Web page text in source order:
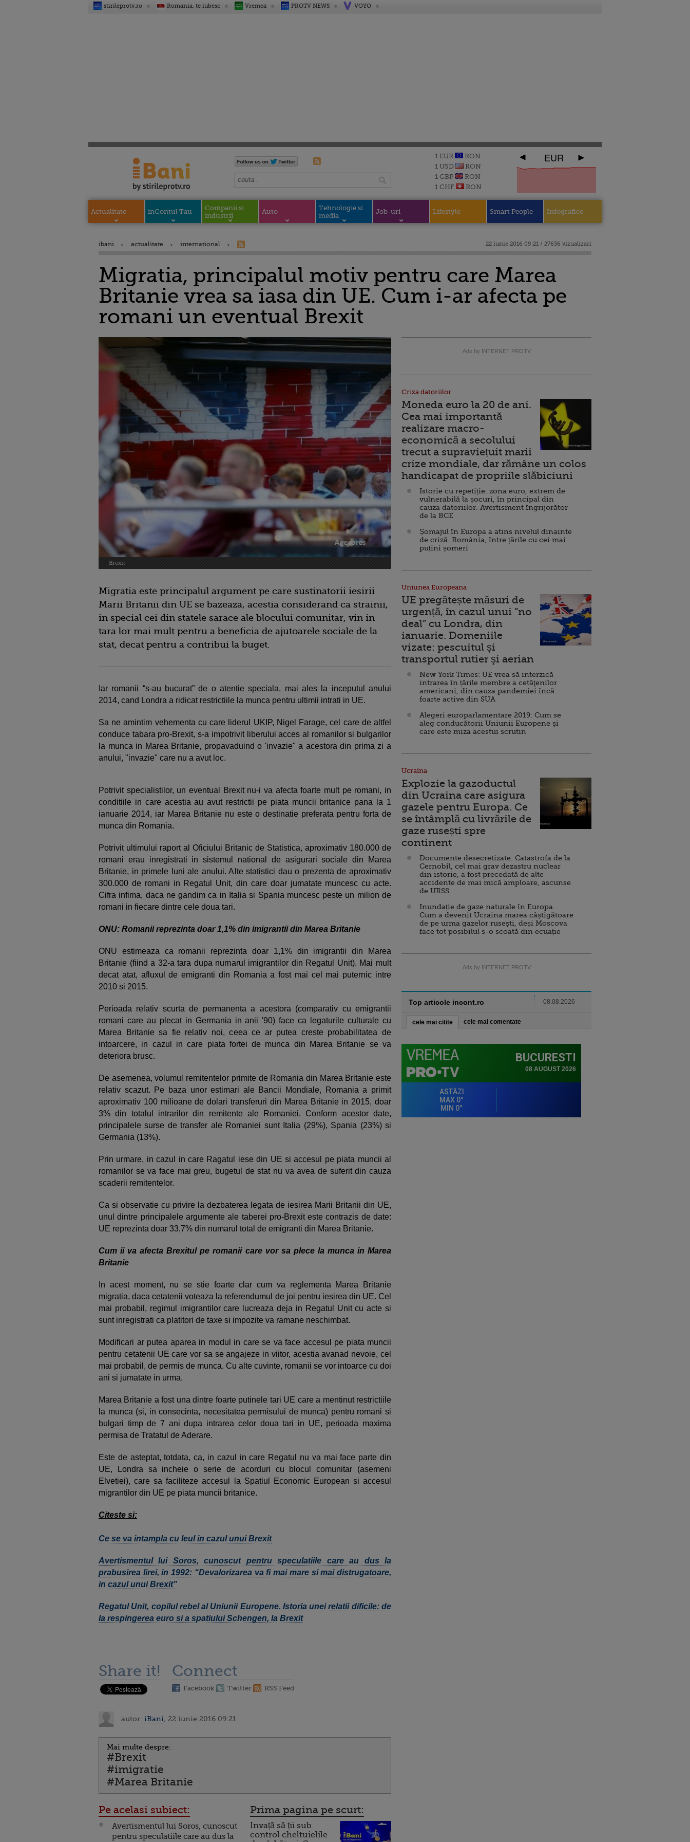
stirileprotv.ro Romania, te iubesc Vremea PROTV NEWS VOYO
1 EUR
RON
1 USD
RON
1 GBP
RON
1 CHF
RON
EUR
Actualitate inContul Tau
Companii si
industrii
Auto
Tehnologie si
media
Job-uri Lifestyle Smart People Infografice
ibani actualitate international 22 iunie 2016 09:21 / 27636 vizualizari
Migratia, principalul motiv pentru care Marea
Britanie vrea sa iasa din UE. Cum i-ar afecta pe
romani un eventual Brexit
Brexit
Migratia este principalul argument pe care sustinatorii iesirii
Marii Britanii din UE se bazeaza, acestia considerand ca strainii,
in special cei din statele sarace ale blocului comunitar, vin in
tara lor mai mult pentru a beneficia de ajutoarele sociale de la
stat, decat pentru a contribui la buget.
Iar romanii “s-au bucurat” de o atentie speciala, mai ales la inceputul anului
2014, cand Londra a ridicat restrictiile la munca pentru ultimii intrati in UE.
Sa ne amintim vehementa cu care liderul UKIP, Nigel Farage, cel care de altfel
conduce tabara pro-Brexit, s-a impotrivit liberului acces al romanilor si bulgarilor
la munca in Marea Britanie, propavaduind o 'invazie" a acestora din prima zi a
anului, "invazie" care nu a avut loc.
Potrivit specialistilor, un eventual Brexit nu-i va afecta foarte mult pe romani, in
conditiile in care acestia au avut restrictii pe piata muncii britanice pana la 1
ianuarie 2014, iar Marea Britanie nu este o destinatie preferata pentru forta de
munca din Romania.
Potrivit ultimului raport al Oficiului Britanic de Statistica, aproximativ 180.000 de
romani erau inregistrati in sistemul national de asigurari sociale din Marea
Britanie, in primele luni ale anului. Alte statistici dau o prezenta de aproximativ
300.000 de romani in Regatul Unit, din care doar jumatate muncesc cu acte.
Cifra infima, daca ne gandim ca in Italia si Spania muncesc peste un milion de
romani in fiecare dintre cele doua tari.
ONU: Romanii reprezinta doar 1,1% din imigrantii din Marea Britanie
ONU estimeaza ca romanii reprezinta doar 1,1% din imigrantii din Marea
Britanie (fiind a 32-a tara dupa numarul imigrantilor din Regatul Unit). Mai mult
decat atat, afluxul de emigranti din Romania a fost mai cel mai puternic intre
2010 si 2015.
Perioada relativ scurta de permanenta a acestora (comparativ cu emigrantii
romani care au plecat in Germania in anii '90) face ca legaturile culturale cu
Marea Britanie sa fie relativ noi, ceea ce ar putea creste probabilitatea de
intoarcere, in cazul in care piata fortei de munca din Marea Britanie se va
deteriora brusc.
De asemenea, volumul remitentelor primite de Romania din Marea Britanie este
relativ scazut. Pe baza unor estimari ale Bancii Mondiale, Romania a primit
aproximativ 100 milioane de dolari transferuri din Marea Britanie in 2015, doar
3% din totalul intrarilor din remitente ale Romaniei. Conform acestor date,
principalele surse de transfer ale Romaniei sunt Italia (29%), Spania (23%) si
Germania (13%).
Prin urmare, in cazul in care Ragatul iese din UE si accesul pe piata muncii al
romanilor se va face mai greu, bugetul de stat nu va avea de suferit din cauza
scaderii remitentelor.
Ca si observatie cu privire la dezbaterea legata de iesirea Marii Britanii din UE,
unul dintre principalele argumente ale taberei pro-Brexit este contrazis de date:
UE reprezinta doar 33,7% din numarul total de emigranti din Marea Britanie.
Cum ii va afecta Brexitul pe romanii care vor sa plece la munca in Marea
Britanie
In acest moment, nu se stie foarte clar cum va reglementa Marea Britanie
migratia, daca cetatenii voteaza la referendumul de joi pentru iesirea din UE. Cel
mai probabil, regimul imigrantilor care lucreaza deja in Regatul Unit cu acte si
sunt inregistrati ca platitori de taxe si impozite va ramane neschimbat.
Modificari ar putea aparea in modul in care se va face accesul pe piata muncii
pentru cetatenii UE care vor sa se angajeze in viitor, acestia avanad nevoie, cel
mai probabil, de permis de munca. Cu alte cuvinte, romanii se vor intoarce cu doi
ani si jumatate in urma.
Marea Britanie a fost una dintre foarte putinele tari UE care a mentinut restrictiile
la munca (si, in consecinta, necesitatea permisului de munca) pentru romani si
bulgari timp de 7 ani dupa intrarea celor doua tari in UE, perioada maxima
permisa de Tratatul de Aderare.
Este de asteptat, totdata, ca, in cazul in care Regatul nu va mai face parte din
UE, Londra sa incheie o serie de acorduri cu blocul comunitar (asemeni
Elvetiei), care sa faciliteze accesul la Spatiul Economic European si accesul
migrantilor din UE pe piata muncii britanice.
Citeste si:
Ce se va intampla cu leul in cazul unui Brexit
Avertismentul lui Soros, cunoscut pentru speculatiile care au dus la
prabusirea lirei, in 1992: “Devalorizarea va fi mai mare si mai distrugatoare,
in cazul unui Brexit”
Regatul Unit, copilul rebel al Uniunii Europene. Istoria unei relatii dificile: de
la respingerea euro si a spatiului Schengen, la Brexit
Share it! Connect
Facebook Twitter RSS Feed
autor: iBani , 22 iunie 2016 09:21
Mai multe despre:
#Brexit
#imigratie
#Marea Britanie
Pe acelasi subiect:
Avertismentul lui Soros, cunoscut
pentru speculatiile care au dus la
Prima pagina pe scurt:
Invață să ții sub
control cheltuielile
Ads by INTERNET PROTV
Criza datoriilor
Moneda euro la 20 de ani.
Cea mai importantă
realizare macro-
economică a secolului
trecut a supraviețuit marii
crize mondiale, dar rămâne un colos
handicapat de propriile slăbiciuni
Istorie cu repetiție: zona euro, extrem de
vulnerabilă la șocuri, în principal din
cauza datoriilor. Avertisment îngrijorător
de la BCE
Șomajul în Europa a atins nivelul dinainte
de criză. România, între țările cu cei mai
puțini șomeri
Uniunea Europeana
UE pregătește măsuri de
urgență, în cazul unui ”no
deal” cu Londra, din
ianuarie. Domeniile
vizate: pescuitul şi
transportul rutier şi aerian
New York Times: UE vrea să interzică
intrarea în țările membre a cetăţenilor
americani, din cauza pandemiei încă
foarte active din SUA
Alegeri europarlamentare 2019: Cum se
aleg conducătorii Uniunii Europene și
care este miza acestui scrutin
Ucraina
Explozie la gazoductul
din Ucraina care asigura
gazele pentru Europa. Ce
se întâmplă cu livrările de
gaze rusești spre
continent
Documente desecretizate: Catastrofa de la
Cernobîl, cel mai grav dezastru nuclear
din istorie, a fost precedată de alte
accidente de mai mică amploare, ascunse
de URSS
Inundație de gaze naturale în Europa.
Cum a devenit Ucraina marea câștigătoare
de pe urma gazelor rusești, deși Moscova
face tot posibilul s-o scoată din ecuație
Ads by INTERNET PROTV
Top articole incont.ro 08.08.2026
cele mai citite cele mai comentate